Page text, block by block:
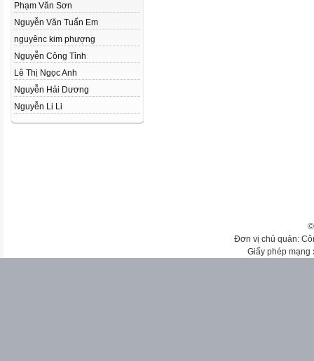
Phạm Văn Sơn
Nguyễn Văn Tuấn Em
nguyênc kim phượng
Nguyễn Công Tỉnh
Lê Thị Ngọc Anh
Nguyễn Hải Dương
Nguyễn Li Li
Đơn vị chủ quản:
Giấy phép mạng